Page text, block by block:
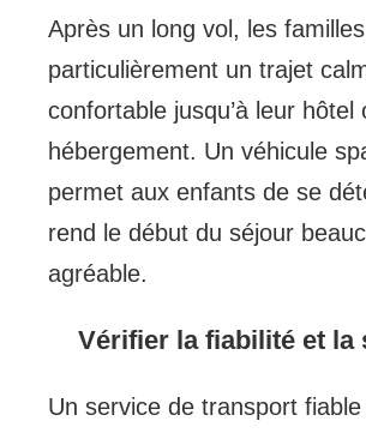
Après un long vol, les
particulièrement un trajet
confortable jusqu’à leur hôtel
hébergement. Un véhicule
permet aux enfants de se
rend le début du séjour
agréable.
Vérifier la fiabilité et la
Un service de transport